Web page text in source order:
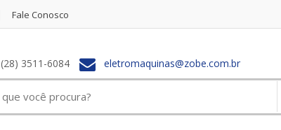
Fale Conosco
(28) 3511-6084 eletromaquinas@zobe.com.br